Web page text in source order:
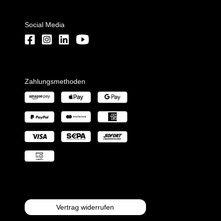
Social Media
Zahlungsmethoden
Vertrag widerrufen